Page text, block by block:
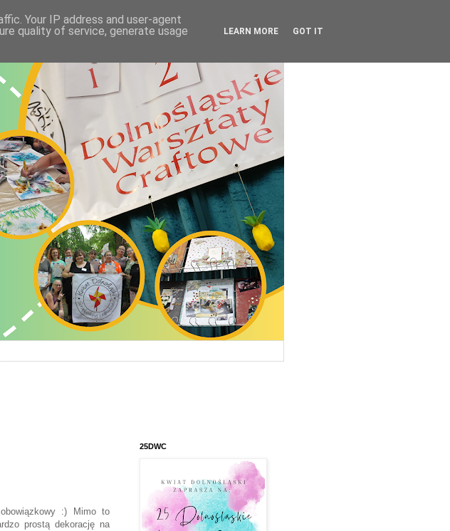
:) Mimo to
prostą dekorację na
25DWC
Your IP address and user-agent
quality of service, generate usage
LEARN MORE GOT IT